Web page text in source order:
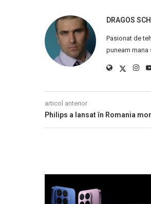
DRAGOS
Pasionat de
puneam mana
articol anterior
Philips a lansat în Romania